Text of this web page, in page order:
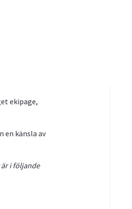
ekipage,
en känsla av
i följande